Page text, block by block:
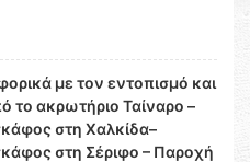
με τον εντοπισμό και
ακρωτήριο Ταίναρο –
στη Χαλκίδα–
στη Σέριφο – Παροχή